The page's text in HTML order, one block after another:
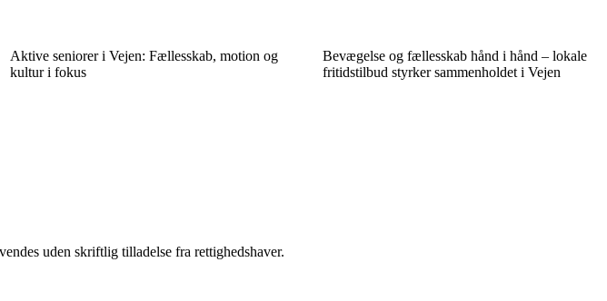
Aktive seniorer i Vejen: Fællesskab, motion og
kultur i fokus
Bevægelse og fællesskab hånd i hånd – lokale
fritidstilbud styrker sammenholdet i Vejen
uden skriftlig tilladelse fra rettighedshaver.